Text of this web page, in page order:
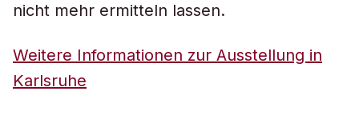
nicht mehr ermitteln lassen.
Weitere Informationen zur Ausstellung in
Karlsruhe